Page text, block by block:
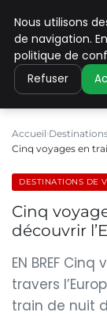
Accueil
Cinq voyages en
DESTINATIONS DE
Cinq
découvrir
EN BREF
travers
train de nuit
Nous utilisons
de navigation.
politique de
Refuser